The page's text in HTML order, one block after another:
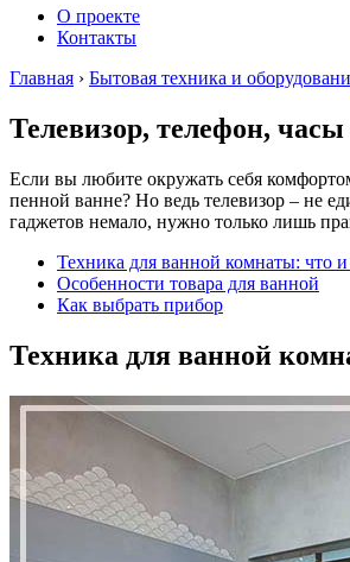
О проекте
Контакты
Главная › Бытовая техника и
Телевизор, телефон,
Если вы любите окружать себя
пенной ванне? Но ведь телевизор – не
гаджетов немало, нужно только лишь
Техника для ванной комнаты: что
Особенности товара для ванной
Как выбрать прибор
Техника для ванной